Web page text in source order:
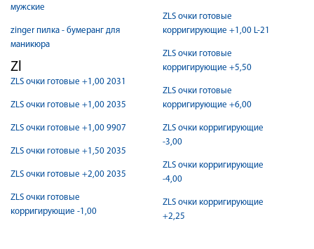
мужские
zinger пилка - бумеранг для
маникюра
Zl
ZLS очки готовые +1,00 2031
ZLS очки готовые +1,00 2035
ZLS очки готовые +1,00 9907
ZLS очки готовые +1,50 2035
ZLS очки готовые +2,00 2035
ZLS очки готовые
корригирующие -1,00
ZLS очки готовые
корригирующие +1,00 L-21
ZLS очки готовые
корригирующие +5,50
ZLS очки готовые
корригирующие +6,00
ZLS очки корригирующие
-3,00
ZLS очки корригирующие
-4,00
ZLS очки корригирующие
+2,25